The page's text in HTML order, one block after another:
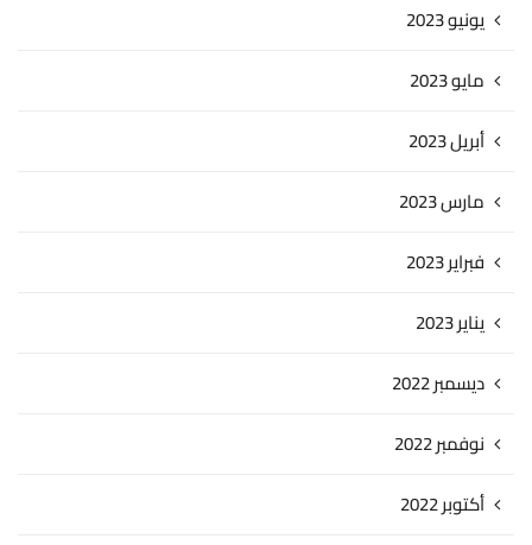
يونيو 2023
مايو 2023
أبريل 2023
مارس 2023
فبراير 2023
يناير 2023
ديسمبر 2022
نوفمبر 2022
أكتوبر 2022